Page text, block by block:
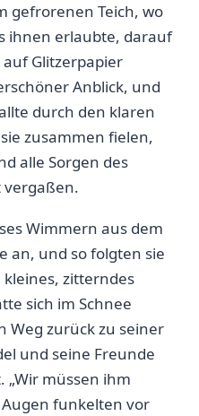
gefrorenen ​Teich, wo
ihnen erlaubte, darauf
Glitzerpapier
Anblick, ‍und‍
durch den klaren
zusammen fielen,
alle Sorgen des
Wimmern aus‌ dem
an, und so folgten sie
kleines, zitterndes
sich im Schnee
Weg ‍zurück zu seiner
und seine Freunde
müssen ihm
funkelten vor